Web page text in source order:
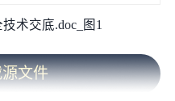
术交底.doc_图1
文件